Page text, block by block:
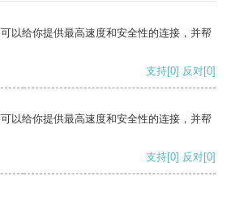
以给你提供最高速度和安全性的连接，并帮
支持[0] 反对[0]
以给你提供最高速度和安全性的连接，并帮
支持[0] 反对[0]